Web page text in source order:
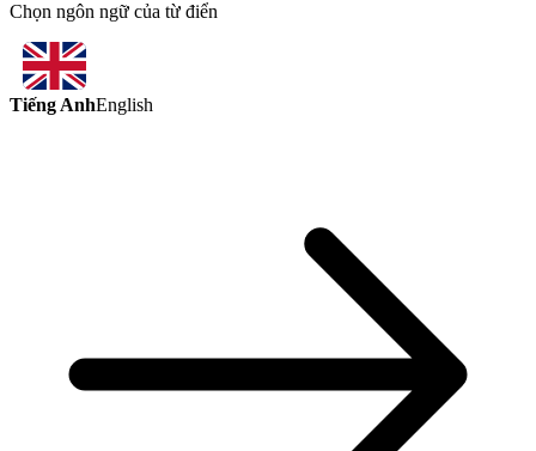
Chọn ngôn ngữ của từ điển
Tiếng AnhEnglish